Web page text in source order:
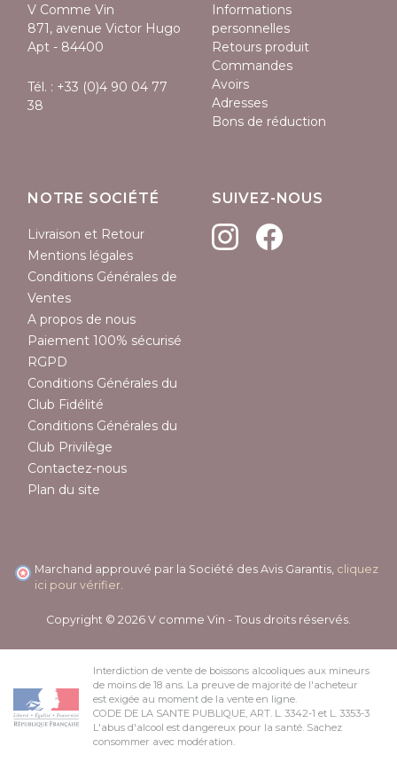
V Comme Vin
871, avenue Victor Hugo
Apt - 84400
Tél. : +33 (0)4 90 04 77
38
Informations
personnelles
Retours produit
Commandes
Avoirs
Adresses
Bons de réduction
NOTRE SOCIÉTÉ
Livraison et Retour
Mentions légales
Conditions Générales de
Ventes
A propos de nous
Paiement 100% sécurisé
RGPD
Conditions Générales du
Club Fidélité
Conditions Générales du
Club Privilège
Contactez-nous
Plan du site
SUIVEZ-NOUS
Marchand approuvé par la Société des Avis Garantis, cliquez
ici pour vérifier
Copyright © 2026 V comme Vin - Tous droits réservés.
Interdiction de vente de boissons alcooliques aux mineurs
de moins de 18 ans. La preuve de majorité de l'acheteur
est exigée au moment de la vente en ligne.
CODE DE LA SANTE PUBLIQUE, ART. L. 3342-1 et L. 3353-3
L'abus d'alcool est dangereux pour la santé. Sachez
consommer avec modération.